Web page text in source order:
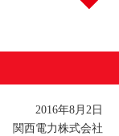
2016年8月2日
関西電力株式会社